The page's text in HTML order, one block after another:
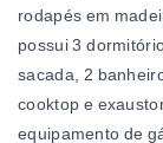
rodapés em
possui 3
sacada, 2
cooktop e
equipamento de